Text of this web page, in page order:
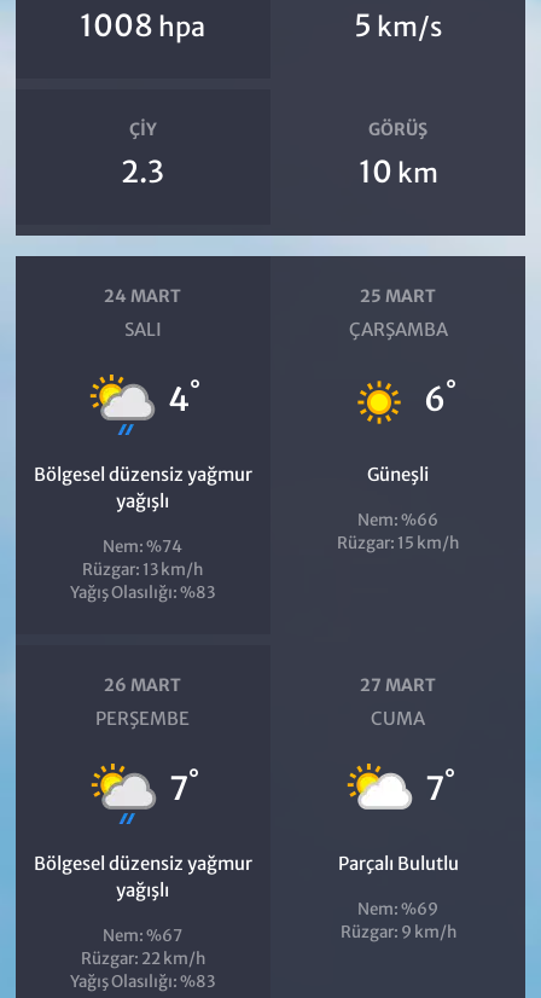
1008 hpa 5 km/s
ÇIY
2.3
GÖRÜŞ
10 km
24 MART
SALI
4°
Bölgesel düzensiz yağmur
yağışlı
Nem: %74
Rüzgar: 13 km/h
Yağış Olasılığı: %83
25 MART
ÇARŞAMBA
6°
Güneşli
Nem: %66
Rüzgar: 15 km/h
26 MART
PERŞEMBE
7°
Bölgesel düzensiz yağmur
yağışlı
Nem: %67
Rüzgar: 22 km/h
Yağış Olasılığı: %83
27 MART
CUMA
7°
Parçalı Bulutlu
Nem: %69
Rüzgar: 9 km/h